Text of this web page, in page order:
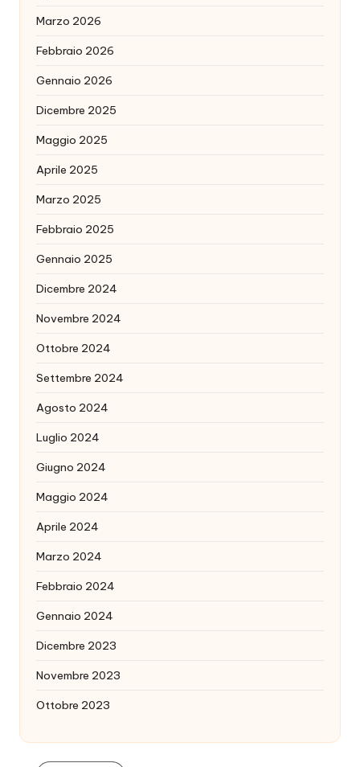
Marzo 2026
Febbraio 2026
Gennaio 2026
Dicembre 2025
Maggio 2025
Aprile 2025
Marzo 2025
Febbraio 2025
Gennaio 2025
Dicembre 2024
Novembre 2024
Ottobre 2024
Settembre 2024
Agosto 2024
Luglio 2024
Giugno 2024
Maggio 2024
Aprile 2024
Marzo 2024
Febbraio 2024
Gennaio 2024
Dicembre 2023
Novembre 2023
Ottobre 2023